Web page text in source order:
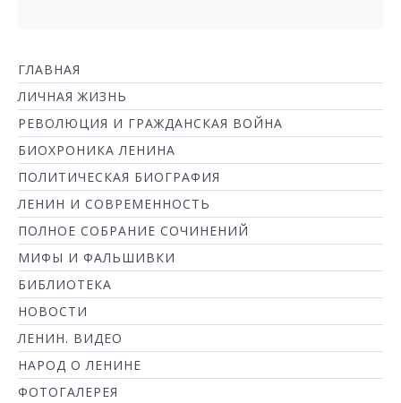
ГЛАВНАЯ
ЛИЧНАЯ ЖИЗНЬ
РЕВОЛЮЦИЯ И ГРАЖДАНСКАЯ ВОЙНА
БИОХРОНИКА ЛЕНИНА
ПОЛИТИЧЕСКАЯ БИОГРАФИЯ
ЛЕНИН И СОВРЕМЕННОСТЬ
ПОЛНОЕ СОБРАНИЕ СОЧИНЕНИЙ
МИФЫ И ФАЛЬШИВКИ
БИБЛИОТЕКА
НОВОСТИ
ЛЕНИН. ВИДЕО
НАРОД О ЛЕНИНЕ
ФОТОГАЛЕРЕЯ